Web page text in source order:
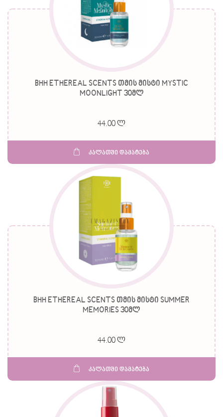
BHH ETHEREAL SCENTS თმის მისტი MYSTIC
MOONLIGHT 30მლ
44.00 ლ
კალათში დამატება
BHH ETHEREAL SCENTS თმის მისტი SUMMER
MEMORIES 30მლ
44.00 ლ
კალათში დამატება